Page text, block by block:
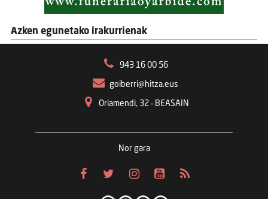
Azken egunetako irakurrienak
943 16 00 56
goiberri@hitza.eus
Oriamendi, 32 – BEASAIN
Nor gara